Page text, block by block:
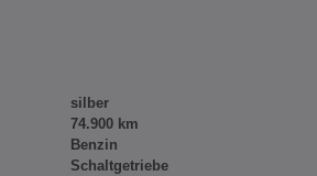
silber
74.900 km
Benzin
Schaltgetriebe